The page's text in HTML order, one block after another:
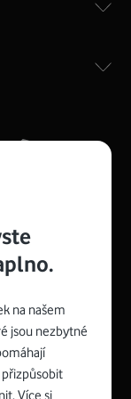
rozměry 21
stojánku)
na našem
jsou nezbytné
Více si